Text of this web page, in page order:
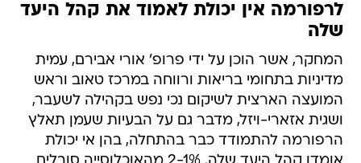
לרפורמה אין יכולת לאמוד את קהל היעד
שלה
המחקר, אשר הוכן על ידי פרופ' אורי אבירם, עמית
מדיניות בתחומי בריאות ורווחה במרכז טאוב וראש
המועצה הארצית לשיקום נכי נפש בקהילה לשעבר,
ושגית אזארי-ויזל, מדבר גם על הבעיות שעמן תאלץ
הרפורמה להתמודד כבר בהתחלה, בהן אי יכולת